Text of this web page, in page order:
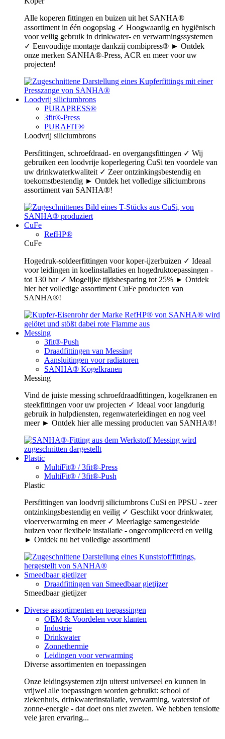
Alle koperen fittingen en buizen uit het SANHA®
assortiment in één oogopslag ✓ Hoogwaardig en hygiënisch
voor veilig gebruik in drinkwater- en verwarmingssystemen
✓ Eenvoudige montage dankzij combipress® ► Ontdek
onze merken SANHA®-Press, ACR en meer voor uw
projecten!
Loodvrij siliciumbrons
PURAPRESS®
3fit®-Press
PURAFIT®
Loodvrij siliciumbrons
Persfittingen, schroefdraad- en overgangsfittingen ✓ Wij
gebruiken een loodvrije koperlegering CuSi ten voordele van
uw drinkwaterkwaliteit ✓ Zeer ontzinkingsbestendig en
toekomstbestendig ► Ontdek het volledige siliciumbrons
assortiment van SANHA®!
CuFe
RefHP®
CuFe
Hogedruk-soldeerfittingen voor koper-ijzerbuizen ✓ Ideaal
voor leidingen in koelinstallaties en hogedruktoepassingen -
tot 130 bar ✓ Mogelijke tijdsbesparing tot 25% ► Ontdek
hier het volledige assortiment CuFe producten van
SANHA®!
Messing
3fit®-Push
Draadfittingen van Messing
Aansluitingen voor radiatoren
SANHA® Kogelkranen
Messing
Vind de juiste messing schroefdraadfittingen, kogelkranen en
steekfittingen voor uw projecten ✓ Ideaal voor langdurig
gebruik in hulpdiensten, regenwaterleidingen en nog veel
meer ► Ontdek hier alle messing producten van SANHA®!
Plastic
MultiFit® / 3fit®-Press
MultiFit® / 3fit®-Push
Plastic
Persfittingen van loodvrij siliciumbrons CuSi en PPSU - zeer
ontzinkingsbestendig en veilig ✓ Geschikt voor drinkwater,
vloerverwarming en meer ✓ Meerlagige samengestelde
buizen voor flexibele installatie - ongecompliceerd en veilig
► Ontdek nu het volledige assortiment!
Smeedbaar gietijzer
Draadfittingen van Smeedbaar gietijzer
Smeedbaar gietijzer
Diverse assortimenten en toepassingen
OEM & Voordelen voor klanten
Industrie
Drinkwater
Zonnethermie
Leidingen voor verwarming
Diverse assortimenten en toepassingen
Onze leidingsystemen zijn uiterst universeel en kunnen in
vrijwel alle toepassingen worden gebruikt: school of
ziekenhuis, drinkwaterinstallatie, verwarming, waterstof of
zonne-energie - dat doet ons niet zweten. We hebben tenslotte
vele jaren ervaring...